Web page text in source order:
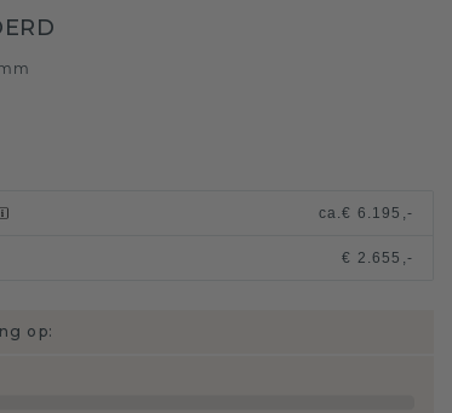
ca.€ 6.195,-
€ 2.655,-
op: